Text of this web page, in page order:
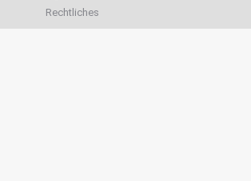
Rechtliches